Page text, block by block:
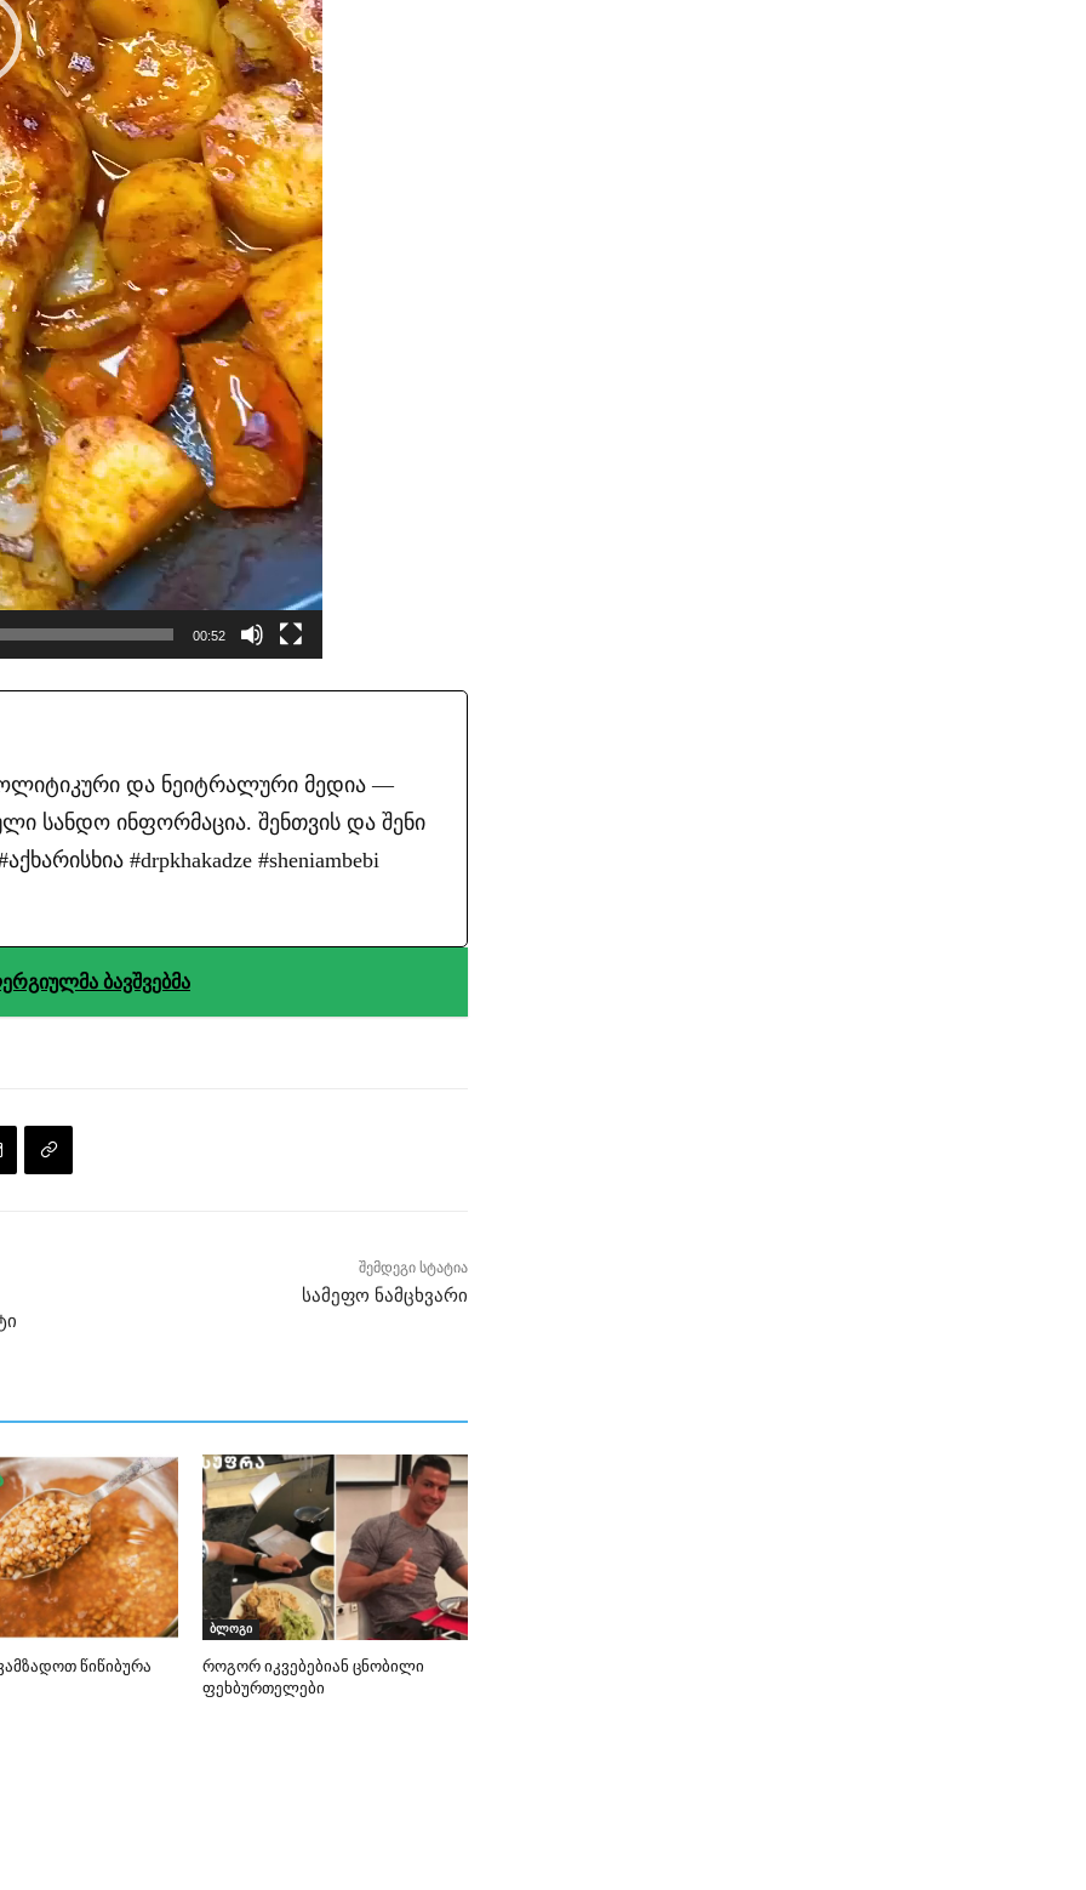
00:52
და ნეიტრალური მედია —
სანდო ინფორმაცია. შენთვის და შენი
#drpkhakadze #sheniambebi
ბავშვებმა
შემდეგი სტატია
სამეფო ნამცხვარი
წიწიბურა
ბლოგი
როგორ იკვებებიან ცნობილი
ფეხბურთელები